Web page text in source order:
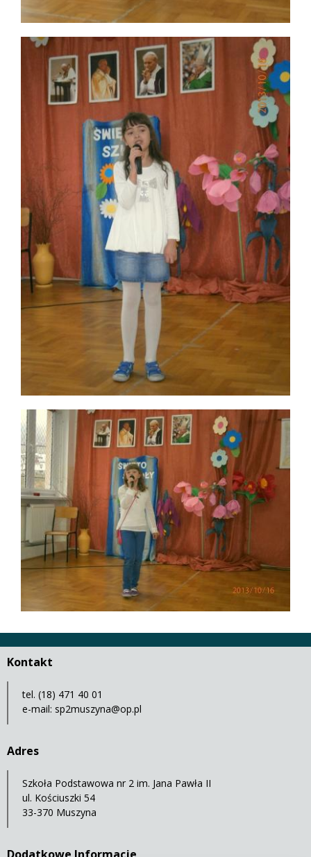
Kontakt
tel. (18) 471 40 01
e-mail: sp2muszyna@op.pl
Adres
Szkoła Podstawowa nr 2 im. Jana Pawła II
ul. Kościuszki 54
33-370 Muszyna